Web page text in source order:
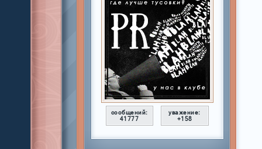
сообщений:
41777
уважение:
+158